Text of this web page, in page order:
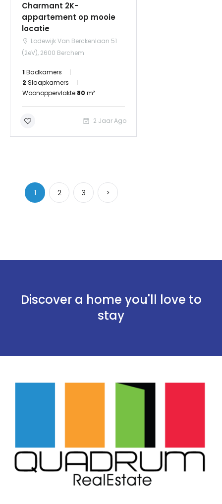
Charmant 2K-
appartement op mooie
locatie
Lodewijk Van Berckenlaan 51
(2eV), 2600 Berchem
1 Badkamers
2 Slaapkamers
Woonoppervlakte 80 m²
2 Jaar Ago
1 2 3 >
Discover a home you'll love to
stay